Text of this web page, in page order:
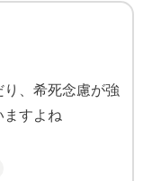
、希死念慮が強
ますよね